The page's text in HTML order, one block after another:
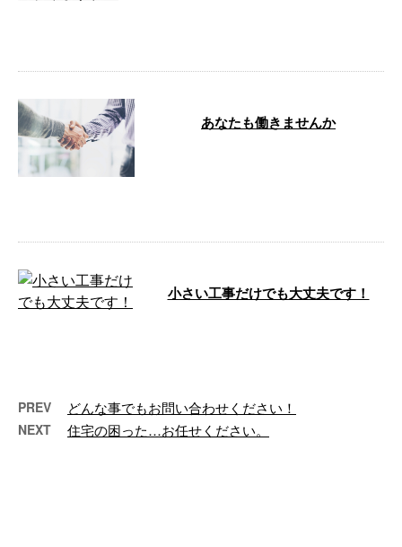
あなたも働きませんか
小さい工事だけでも大丈夫です！
PREV どんな事でもお問い合わせください！
NEXT 住宅の困った…お任せください。